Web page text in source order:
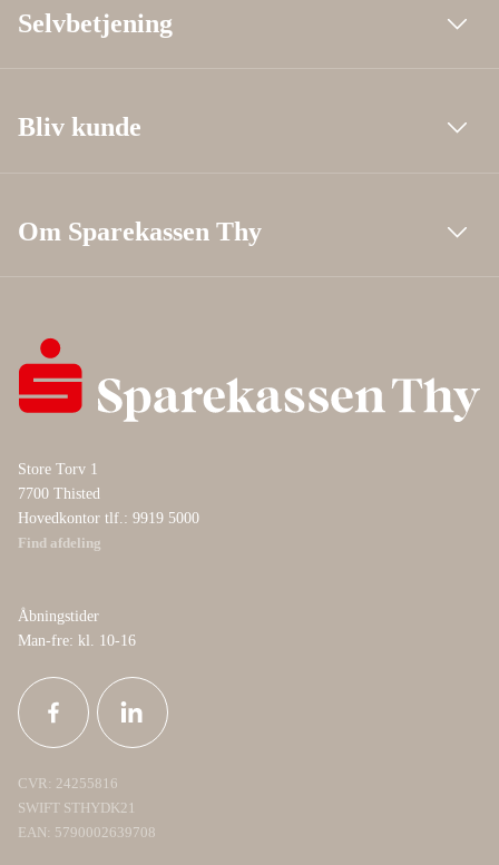
Selvbetjening
Bliv kunde
Om Sparekassen Thy
Store Torv 1
7700 Thisted
Hovedkontor tlf.: 9919 5000
Find afdeling
Åbningstider
Man-fre: kl. 10-16
CVR: 24255816
SWIFT STHYDK21
EAN: 5790002639708